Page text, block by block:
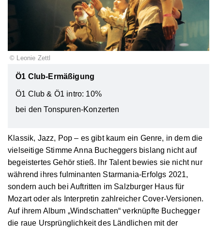
© Leonie Zettl
Ö1 Club-Ermäßigung
Ö1 Club & Ö1 intro: 10%
bei den Tonspuren-Konzerten
Klassik, Jazz, Pop – es gibt kaum ein Genre, in dem die
vielseitige Stimme Anna Bucheggers bislang nicht auf
begeistertes Gehör stieß. Ihr Talent bewies sie nicht nur
während ihres fulminanten Starmania-Erfolgs 2021,
sondern auch bei Auftritten im Salzburger Haus für
Mozart oder als Interpretin zahlreicher Cover-Versionen.
Auf ihrem Album „Windschatten“ verknüpfte Buchegger
die raue Ursprünglichkeit des Ländlichen mit der